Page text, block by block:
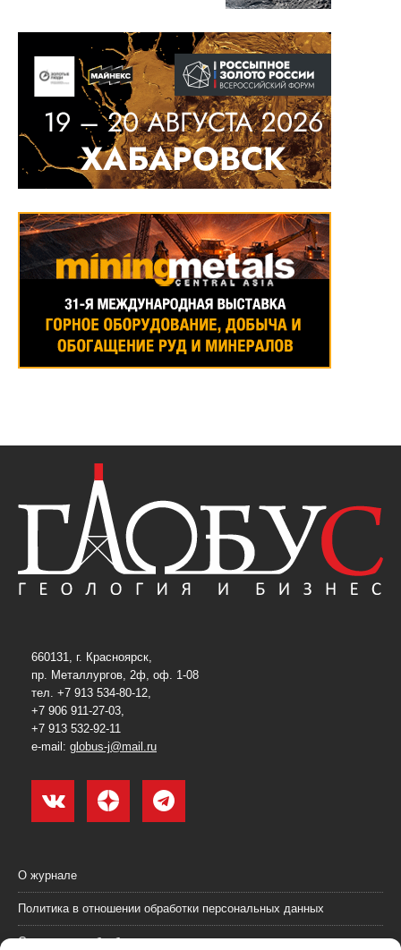
660131, г. Красноярск,
пр. Металлургов, 2ф, оф. 1-08
тел. +7 913 534-80-12,
+7 906 911-27-03,
+7 913 532-92-11
e-mail: globus-j@mail.ru
О журнале
Политика в отношении обработки персональных данных
Согласие на обработку персональных данных